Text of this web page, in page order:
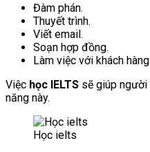
Đàm phán.
Thuyết trình.
Viết email.
Soạn hợp đồng.
Làm việc với khách
Việc học IELTS sẽ giúp người
năng này.
Học ielts